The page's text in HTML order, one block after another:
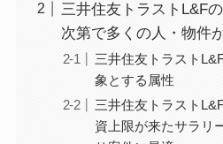
三井住友トラストL&F
次第で多くの人・物件
三井住友トラスト
象とする属性
三井住友トラスト
資上限が来たサラリ